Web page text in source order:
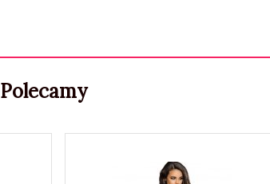
Polecamy